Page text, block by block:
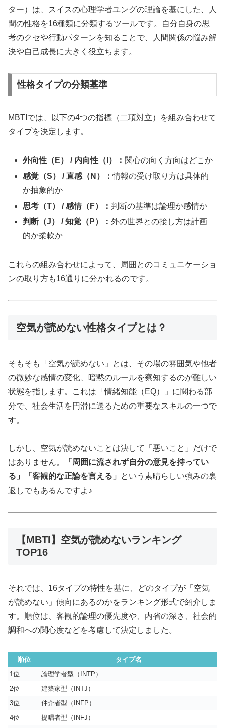
ター）は、スイスの心理学者ユングの理論を基にした、人
間の性格を16種類に分類するツールです。自分自身の思
考のクセや行動パターンを知ることで、人間関係の悩み解
決や自己成長に大きく役立ちます。
性格タイプの分類基準
MBTIでは、以下の4つの指標（二項対立）を組み合わせて
タイプを決定します。
外向性（E） / 内向性（I）： 関心の向く方向はどこか
感覚（S） / 直感（N）：情報の受け取り方は具体的
か抽象的か
思考（T） / 感情（F）： 判断の基準は論理か感情か
判断（J） / 知覚（P）：外の世界との接し方は計画
的か柔軟か
これらの組み合わせによって、周囲とのコミュニケーショ
ンの取り方も16通りに分かれるのです。
空気が読めない性格タイプとは？
そもそも「空気が読めない」とは、その場の雰囲気や他者
の微妙な感情の変化、暗黙のルールを察知するのが難しい
状態を指します。これは「情緒知能（EQ）」に関わる部
分で、社会生活を円滑に送るための重要なスキルの一つで
す。
しかし、空気が読めないことは決して「悪いこと」だけで
はありません。
「周囲に流されず自分の意見を持ってい
る」「客観的な正論を言える」
という素晴らしい強みの裏
返しでもあるんですよ♪
【MBTI】空気が読めないランキング
TOP16
それでは、16タイプの特性を基に、どのタイプが「空気
が読めない」傾向にあるのかをランキング形式で紹介しま
す。順位は、客観的論理の優先度や、内省の深さ、社会的
調和への関心度などを考慮して決定しました。
順位
タイプ名
1位
論理学者型（INTP）
2位
建築家型（INTJ）
3位
仲介者型（INFP）
4位
提唱者型（INFJ）